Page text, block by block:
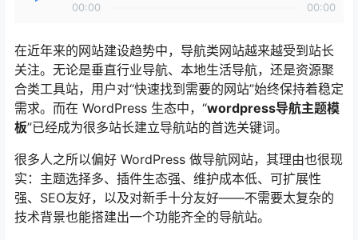
00:00
00:00
在近年来的网站建设趋势中，导航类网站越来越受到站长
关注。无论是垂直行业导航、本地生活导航，还是资源聚
合类工具站，用户对“快速找到需要的网站”始终保持着稳定
需求。而在 WordPress 生态中，“wordpress导航主题模
板”已经成为很多站长建立导航站的首选关键词。
很多人之所以偏好 WordPress 做导航网站，其理由也很现
实：主题选择多、插件生态强、维护成本低、可扩展性
强、SEO友好，以及对新手十分友好——不需要太复杂的
技术背景也能搭建出一个功能齐全的导航站。